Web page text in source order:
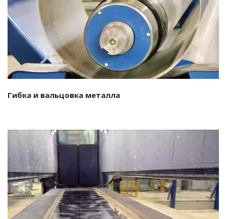
Подробнее…
Гибка и вальцовка металла
Подробнее…